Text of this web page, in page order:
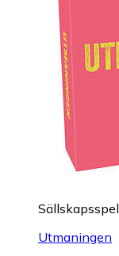
Utmaningen